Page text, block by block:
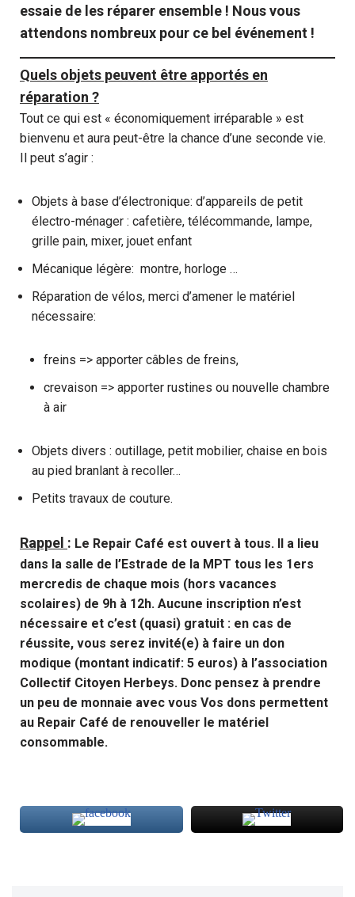
essaie de les réparer ensemble ! Nous vous
attendons nombreux pour ce bel événement !
Quels objets peuvent être apportés en
réparation ?
Tout ce qui est « économiquement irréparable » est
bienvenu et aura peut-être la chance d’une seconde vie.
Il peut s’agir :
Objets à base d’électronique: d’appareils de petit
électro-ménager : cafetière, télécommande, lampe,
grille pain, mixer, jouet enfant
Mécanique légère: montre, horloge …
Réparation de vélos, merci d’amener le matériel
nécessaire:
freins => apporter câbles de freins,
crevaison => apporter rustines ou nouvelle chambre
à air
Objets divers : outillage, petit mobilier, chaise en bois
au pied branlant à recoller…
Petits travaux de couture.
Rappel : Le Repair Café est ouvert à tous. Il a lieu
dans la salle de l’Estrade de la MPT tous les 1ers
mercredis de chaque mois (hors vacances
scolaires) de 9h à 12h. Aucune inscription n’est
nécessaire et c’est (quasi) gratuit : en cas de
réussite, vous serez invité(e) à faire un don
modique (montant indicatif: 5 euros) à l’association
Collectif Citoyen Herbeys. Donc pensez à prendre
un peu de monnaie avec vous Vos dons permettent
au Repair Café de renouveller le matériel
consommable.